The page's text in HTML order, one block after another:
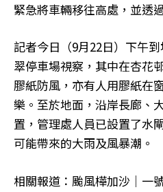
緊急將車輛移往高處，並透
記者今日（9月22日）下午
翠停車場視察，其中在杏花
膠紙防風，亦有人用膠紙在
樂。至於地面，沿岸長廊、
置，管理處人員已設置了水
可能帶來的大雨及風暴潮。
相關報道：颱風樺加沙｜一